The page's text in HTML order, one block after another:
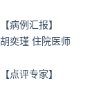
【病例汇报】
胡奕瑾 住院医师
【点评专家】